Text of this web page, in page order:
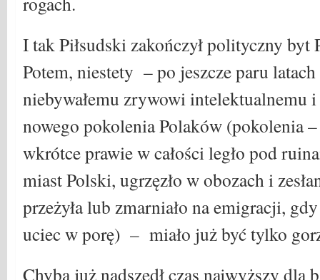
I tak Piłsudski zakończył polityczny byt
Potem, niestety – po jeszcze paru
niebywałemu zrywowi intelektualnemu
nowego pokolenia Polaków (pokolenia
wkrótce prawie w całości legło pod
miast Polski, ugrzęzło w obozach i
przeżyła lub zmarniało na emigracji,
uciec w porę) – miało już być tylko
Chyba już nadszedł czas najwyższy dla